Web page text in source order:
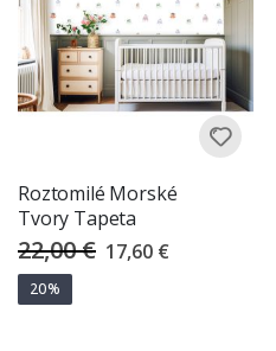
Roztomilé Morské
Tvory Tapeta
22,00 € Special
Price
17,60 €
20%